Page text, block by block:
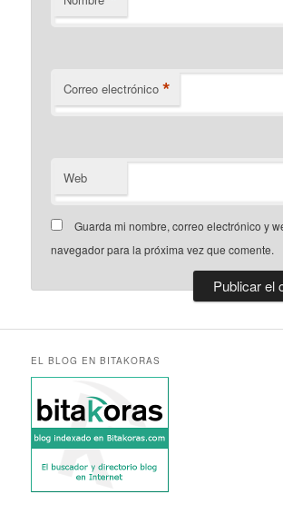
Correo electrónico *
Web
Guarda mi nombre, correo electrónico y
navegador para la próxima vez que comente.
EL BLOG EN BITAKORAS